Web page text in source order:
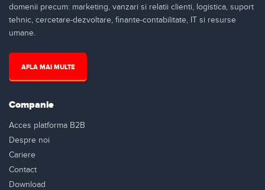
domenii precum: marketing, vanzari si relatii clienti, logistica, suport
tehnic, cercetare-dezvoltare, finante-contabilitate, IT si resurse
umane.
AFLA MAI MULTE
Companie
Acces platforma B2B
Despre noi
Cariere
Contact
Download